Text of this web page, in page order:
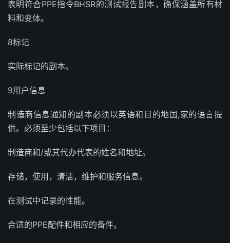
表明符合PPE指令BHSR的测试报告副本，确保涵盖所有材
料和变体。
8标记
实际标记的副本。
9用户信息
制造商信息通知的副本必须以英语和目的地国,家的语言提
供。必须至少包括以下项目：
制造商和/或其代办代表的姓名和地址。
存储，使用，清洁，维护和服务信息。
在测试中记录的性能。
合适的PPE配件和相应的备件。